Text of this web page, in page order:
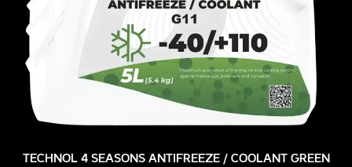
TECHNOL 4 SEASONS ANTIFREEZE / COOLANT GREEN